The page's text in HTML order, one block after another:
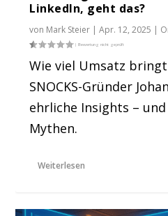
LinkedIn, geht das?
von Mark Steier |Apr. 12, 2025 |
Wie viel Umsatz
SNOCKS-Gründer
ehrliche Insights –
Mythen.
Weiterlesen